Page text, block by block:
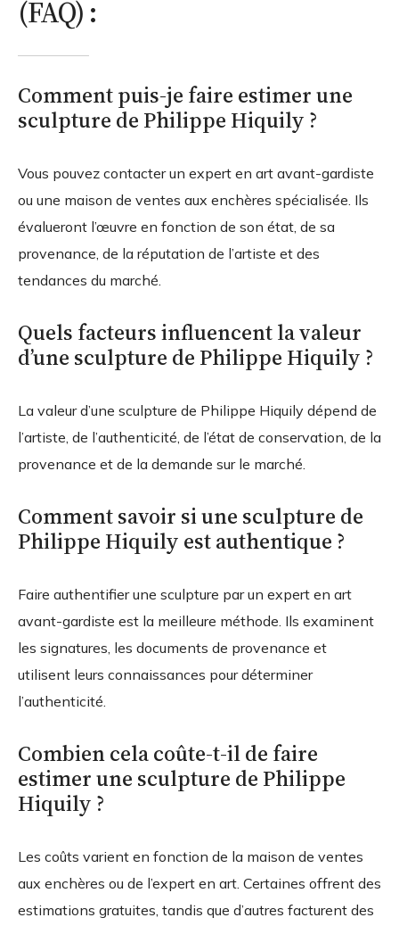
(FAQ) :
Comment puis-je faire estimer une
sculpture de Philippe Hiquily ?
Vous pouvez contacter un expert en art avant-gardiste
ou une maison de ventes aux enchères spécialisée. Ils
évalueront l’œuvre en fonction de son état, de sa
provenance, de la réputation de l’artiste et des
tendances du marché.
Quels facteurs influencent la valeur
d’une sculpture de Philippe Hiquily ?
La valeur d’une sculpture de Philippe Hiquily dépend de
l’artiste, de l’authenticité, de l’état de conservation, de la
provenance et de la demande sur le marché.
Comment savoir si une sculpture de
Philippe Hiquily est authentique ?
Faire authentifier une sculpture par un expert en art
avant-gardiste est la meilleure méthode. Ils examinent
les signatures, les documents de provenance et
utilisent leurs connaissances pour déterminer
l’authenticité.
Combien cela coûte-t-il de faire
estimer une sculpture de Philippe
Hiquily ?
Les coûts varient en fonction de la maison de ventes
aux enchères ou de l’expert en art. Certaines offrent des
estimations gratuites, tandis que d’autres facturent des